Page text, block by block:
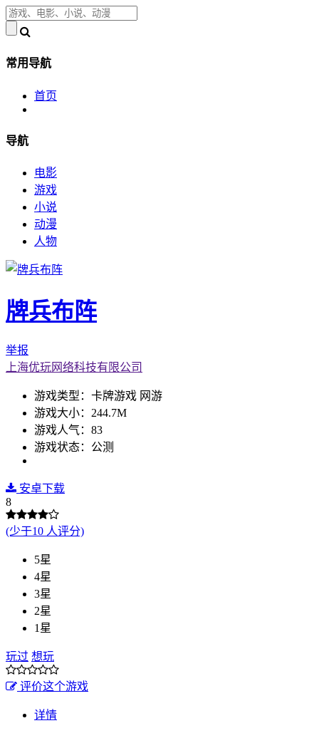
常用导航
首页
导航
电影
游戏
小说
动漫
人物
牌兵布阵
举报
上海优玩网络科技有限公司
游戏类型：卡牌游戏 网游
游戏大小：244.7M
游戏人气：83
游戏状态：公测
安卓下载
8
(少于10 人评分)
5星
4星
3星
2星
1星
玩过 想玩
评价这个游戏
详情